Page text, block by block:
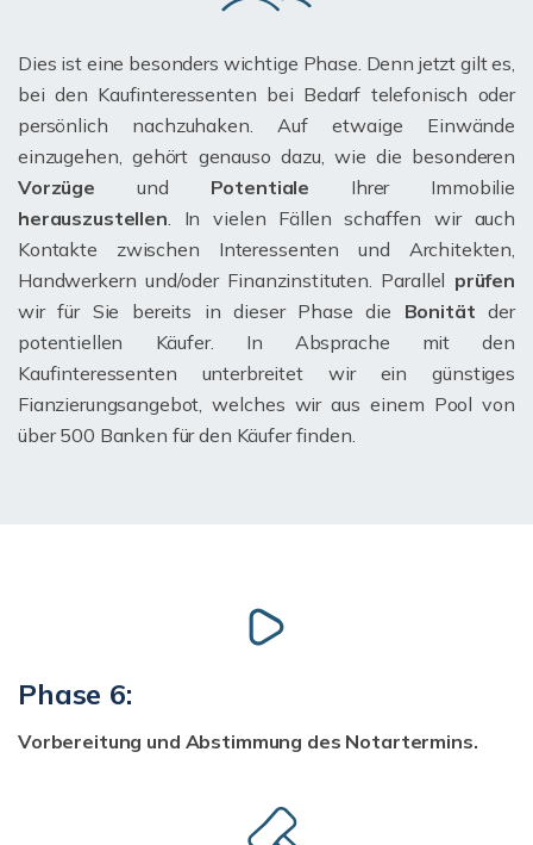
Dies ist eine besonders wichtige Phase. Denn jetzt gilt es,
bei den Kaufinteressenten bei Bedarf telefonisch oder
persönlich nachzuhaken. Auf etwaige Einwände
einzugehen, gehört genauso dazu, wie die besonderen
Vorzüge und Potentiale Ihrer Immobilie
herauszustellen. In vielen Fällen schaffen wir auch
Kontakte zwischen Interessenten und Architekten,
Handwerkern und/oder Finanzinstituten. Parallel prüfen
wir für Sie bereits in dieser Phase die Bonitätder
potentiellen Käufer. In Absprache mit den
Kaufinteressenten unterbreitet wir ein günstiges
Fianzierungsangebot, welches wir aus einem Pool von
über 500 Banken für den Käufer finden.
Phase 6:
Vorbereitung und Abstimmung des Notartermins.